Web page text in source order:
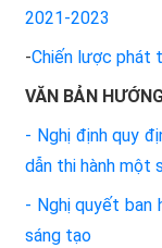
2021-2023
-Chiến lược phát
VĂN BẢN
- Nghị định quy
dẫn thi hành một
- Nghị quyết ban
sáng tạo